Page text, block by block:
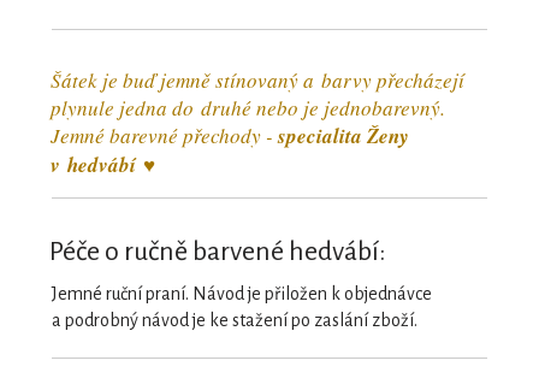
Šátek je buď jemně stínovaný a barvy přecházejí
plynule jedna do druhé nebo je jednobarevný.
Jemné barevné přechody -specialita Ženy
v hedvábí ♥
Péče o ručně barvené hedvábí:
Jemné ruční praní. Návod je přiložen k objednávce
a podrobný návod je ke stažení po zaslání zboží.